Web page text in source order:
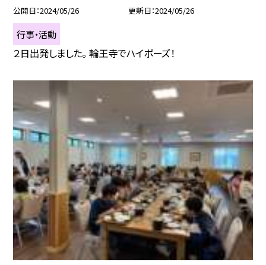
公開日 2024/05/26 更新日 2024/05/26
行事・活動
２日出発しました。 輪王寺でハイポーズ！